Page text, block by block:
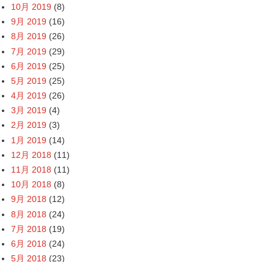
10月 2019 (8)
9月 2019 (16)
8月 2019 (26)
7月 2019 (29)
6月 2019 (25)
5月 2019 (25)
4月 2019 (26)
3月 2019 (4)
2月 2019 (3)
1月 2019 (14)
12月 2018 (11)
11月 2018 (11)
10月 2018 (8)
9月 2018 (12)
8月 2018 (24)
7月 2018 (19)
6月 2018 (24)
5月 2018 (23)